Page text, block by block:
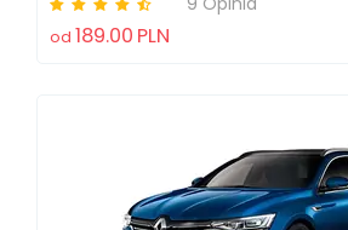
od 189.00 PLN